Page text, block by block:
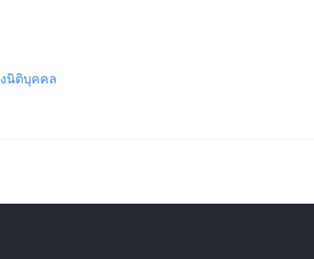
งนิติบุคคล